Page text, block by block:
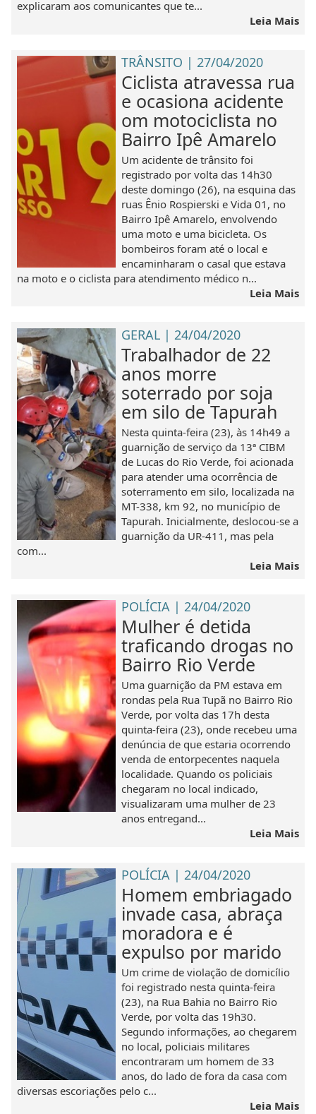
explicaram aos comunicantes que te...
Leia Mais
TRÂNSITO | 27/04/2020
Ciclista atravessa rua
e ocasiona acidente
om motociclista no
Bairro Ipê Amarelo
Um acidente de trânsito foi
registrado por volta das 14h30
deste domingo (26), na esquina das
ruas Ênio Rospierski e Vida 01, no
Bairro Ipê Amarelo, envolvendo
uma moto e uma bicicleta. Os
bombeiros foram até o local e
encaminharam o casal que estava
na moto e o ciclista para atendimento médico n...
Leia Mais
GERAL | 24/04/2020
Trabalhador de 22
anos morre
soterrado por soja
em silo de Tapurah
Nesta quinta-feira (23), às 14h49 a
guarnição de serviço da 13ª CIBM
de Lucas do Rio Verde, foi acionada
para atender uma ocorrência de
soterramento em silo, localizada na
MT-338, km 92, no município de
Tapurah. Inicialmente, deslocou-se a
guarnição da UR-411, mas pela
com...
Leia Mais
POLÍCIA | 24/04/2020
Mulher é detida
traficando drogas no
Bairro Rio Verde
Uma guarnição da PM estava em
rondas pela Rua Tupã no Bairro Rio
Verde, por volta das 17h desta
quinta-feira (23), onde recebeu uma
denúncia de que estaria ocorrendo
venda de entorpecentes naquela
localidade. Quando os policiais
chegaram no local indicado,
visualizaram uma mulher de 23
anos entregand...
Leia Mais
POLÍCIA | 24/04/2020
Homem embriagado
invade casa, abraça
moradora e é
expulso por marido
Um crime de violação de domicílio
foi registrado nesta quinta-feira
(23), na Rua Bahia no Bairro Rio
Verde, por volta das 19h30.
Segundo informações, ao chegarem
no local, policiais militares
encontraram um homem de 33
anos, do lado de fora da casa com
diversas escoriações pelo c...
Leia Mais